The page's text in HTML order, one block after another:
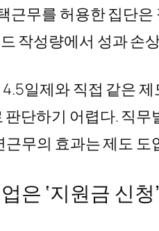
근무를 허용한 집단
작성량에서 성과 손
일제와 직접 같은
판단하기 어렵다. 직
근무의 효과는 제도
은 ‘지원금 신